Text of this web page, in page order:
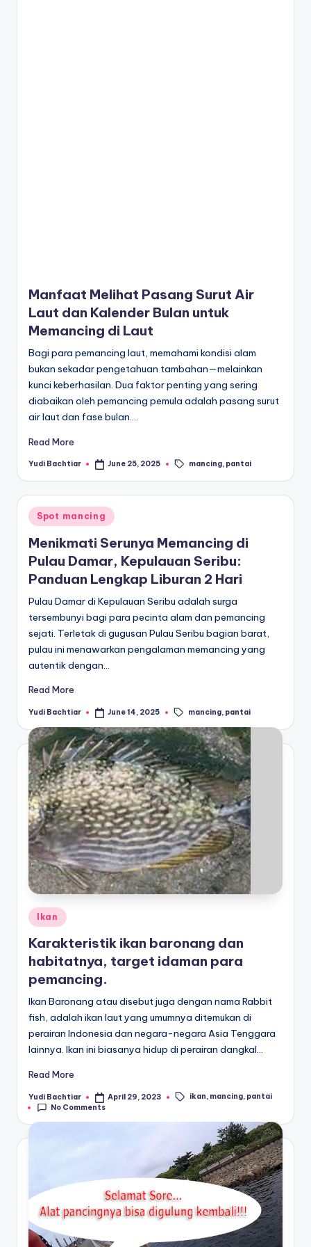
Manfaat Melihat Pasang Surut Air
Laut dan Kalender Bulan untuk
Memancing di Laut
Bagi para pemancing laut, memahami kondisi alam
bukan sekadar pengetahuan tambahan—melainkan
kunci keberhasilan. Dua faktor penting yang sering
diabaikan oleh pemancing pemula adalah pasang surut
air laut dan fase bulan.…
Read More
Posted
Yudi Bachtiar June 25, 2025
Tags: mancing, pantai
Posted
in
Spot mancing
Menikmati Serunya Memancing di
Pulau Damar, Kepulauan Seribu:
Panduan Lengkap Liburan 2 Hari
Pulau Damar di Kepulauan Seribu adalah surga
tersembunyi bagi para pecinta alam dan pemancing
sejati. Terletak di gugusan Pulau Seribu bagian barat,
pulau ini menawarkan pengalaman memancing yang
autentik dengan…
Read More
Posted
Yudi Bachtiar June 14, 2025
Tags: mancing, pantai
Posted
in
Ikan
Karakteristik ikan baronang dan
habitatnya, target idaman para
pemancing.
Ikan Baronang atau disebut juga dengan nama Rabbit
fish, adalah ikan laut yang umumnya ditemukan di
perairan Indonesia dan negara-negara Asia Tenggara
lainnya. Ikan ini biasanya hidup di perairan dangkal…
Read More
Posted
by
Yudi Bachtiar April 29, 2023
Tags:
ikan, mancing, pantai
No Comments